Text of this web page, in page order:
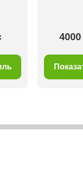
4000